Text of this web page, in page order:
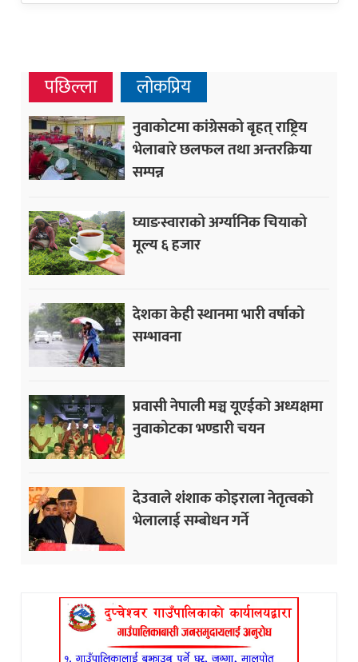
पछिल्ला लोकप्रिय
नुवाकोटमा कांग्रेसको बृहत् राष्ट्रिय
भेलाबारे छलफल तथा अन्तरक्रिया
सम्पन्न
घ्याङस्वाराको अर्ग्यानिक चियाको
मूल्य ६ हजार
देशका केही स्थानमा भारी वर्षाको
सम्भावना
प्रवासी नेपाली मञ्च यूएईको अध्यक्षमा
नुवाकोटका भण्डारी चयन
देउवाले शंशाक कोइराला नेतृत्वको
भेलालाई सम्बोधन गर्ने